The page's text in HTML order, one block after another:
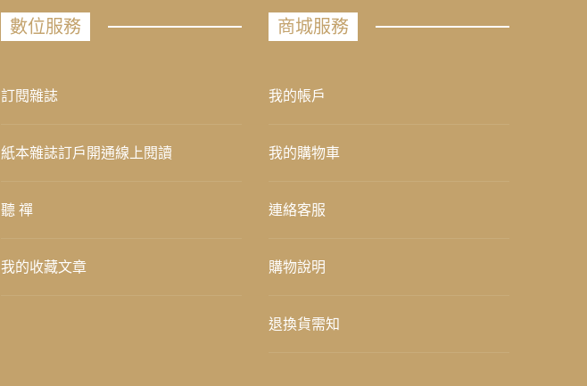
數位服務
訂閱雜誌
紙本雜誌訂戶開通線上閱讀
聽 禪
我的收藏文章
商城服務
我的帳戶
我的購物車
連絡客服
購物說明
退換貨需知